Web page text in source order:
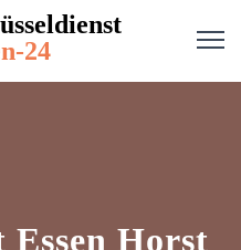
24
Essen Horst